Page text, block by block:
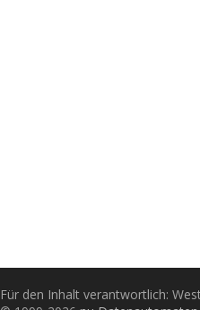
Für den Inhalt verantwortlich: